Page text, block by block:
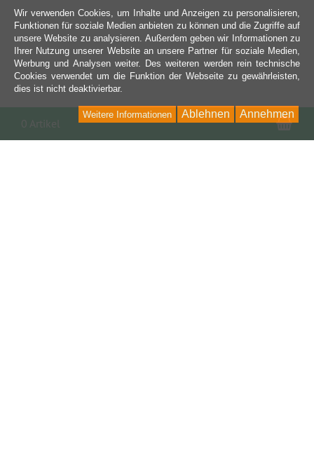
Wir verwenden Cookies, um Inhalte und Anzeigen zu personalisieren,
Funktionen für soziale Medien anbieten zu können und die Zugriffe auf
unsere Website zu analysieren. Außerdem geben wir Informationen zu
Ihrer Nutzung unserer Website an unsere Partner für soziale Medien,
Werbung und Analysen weiter. Des weiteren werden rein technische
Cookies verwendet um die Funktion der Webseite zu gewährleisten,
dies ist nicht deaktivierbar.
Annehmen
Ablehnen
Weitere Informationen